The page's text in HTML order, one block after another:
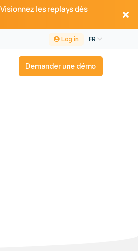
Visionnez les replays dès
FR
Log in
Demander une démo